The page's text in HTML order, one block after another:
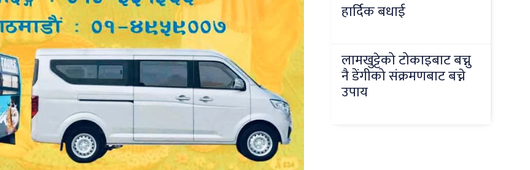
हार्दिक बधाई
लामखुट्टेको टोकाइबाट बच्नु
नै डेंगीको संक्रमणबाट बच्ने
उपाय